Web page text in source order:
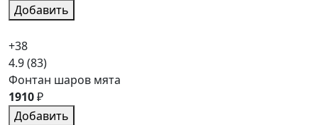
Добавить
+38
4.9(83)
Фонтан шаров мята
1910₽
Добавить